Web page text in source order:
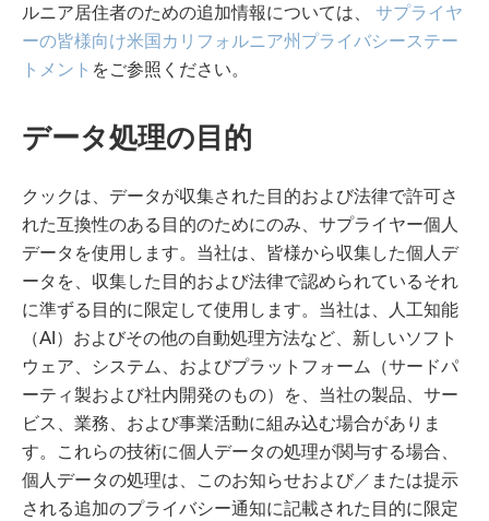
ルニア居住者のための追加情報については、 サプライヤ
ーの皆様向け米国カリフォルニア州プライバシーステー
トメント をご参照ください。
データ処理の目的
クックは、データが収集された目的および法律で許可さ
れた互換性のある目的のためにのみ、サプライヤー個人
データを使用します。当社は、皆様から収集した個人デ
ータを、収集した目的および法律で認められているそれ
に準ずる目的に限定して使用します。当社は、人工知能
（AI）およびその他の自動処理方法など、新しいソフト
ウェア、システム、およびプラットフォーム（サードパ
ーティ製および社内開発のもの）を、当社の製品、サー
ビス、業務、および事業活動に組み込む場合がありま
す。これらの技術に個人データの処理が関与する場合、
個人データの処理は、このお知らせおよび／または提示
される追加のプライバシー通知に記載された目的に限定